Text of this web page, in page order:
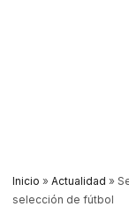
Inicio » Actualidad »
selección de fútbol